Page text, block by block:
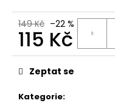
149 Kč –22 %
115 Kč
Měrná
cena:
Kategorie:
Zeptat se
u
č
u
m
e